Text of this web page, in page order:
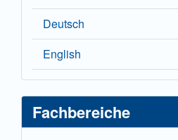
Deutsch
English
Fachbereiche